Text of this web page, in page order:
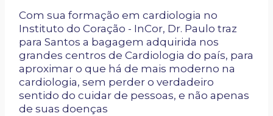
Com sua formação em cardiologia no
Instituto do Coração - InCor, Dr. Paulo traz
para Santos a bagagem adquirida nos
grandes centros de Cardiologia do país, para
aproximar o que há de mais moderno na
cardiologia, sem perder o verdadeiro
sentido do cuidar de pessoas, e não apenas
de suas doenças